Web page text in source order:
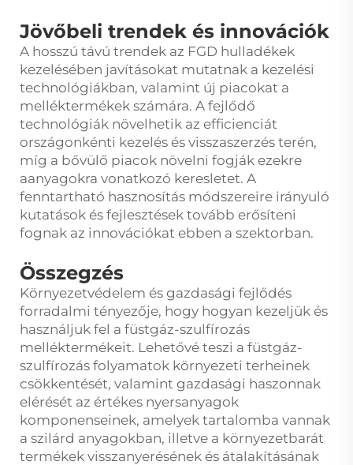
Jövőbeli trendek és innovációk
A hosszú távú trendek az FGD hulladékek
kezelésében javításokat mutatnak a kezelési
technológiákban, valamint új piacokat a
melléktermékek számára. A fejlődő
technológiák növelhetik az efficienciát
országonkénti kezelés és visszaszerzés terén,
míg a bővülő piacok növelni fogják ezekre
aanyagokra vonatkozó keresletet. A
fenntartható hasznosítás módszereire irányuló
kutatások és fejlesztések tovább erősíteni
fognak az innovációkat ebben a szektorban.
Összegzés
Környezetvédelem és gazdasági fejlődés
forradalmi tényezője, hogy hogyan kezeljük és
használjuk fel a füstgáz-szulfírozás
melléktermékeit. Lehetővé teszi a füstgáz-
szulfírozás folyamatok környezeti terheinek
csökkentését, valamint gazdasági haszonnak
elérését az értékes nyersanyagok
komponenseinek, amelyek tartalomba vannak
a szilárd anyagokban, illetve a környezetbarát
termékek visszanyerésének és átalakításának